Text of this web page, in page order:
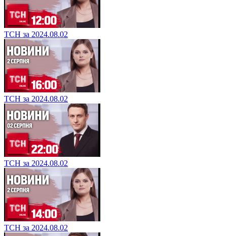
ТСН за 2024.08.02
ТСН за 2024.08.02
ТСН за 2024.08.02
ТСН за 2024.08.02